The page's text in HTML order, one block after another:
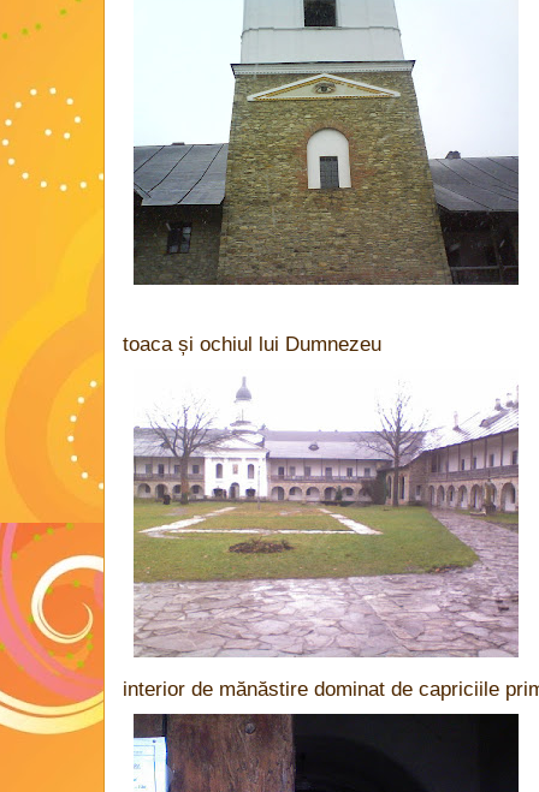
toaca și ochiul lui Dumnezeu
interior de mănăstire dominat de capriciile